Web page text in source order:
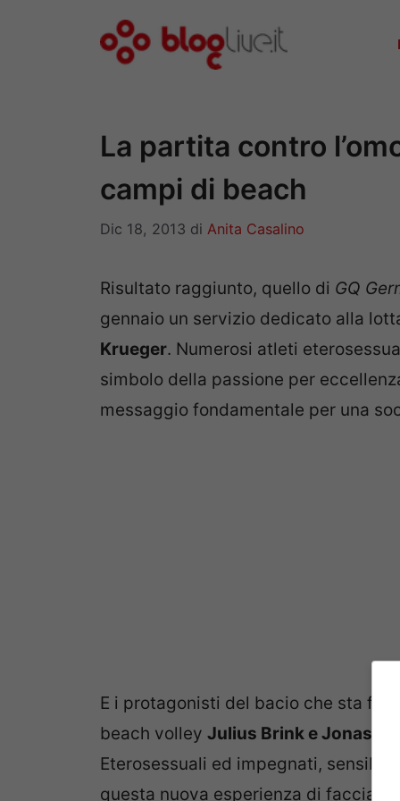
La partita contro
campi di beach
Dic 18, 2013 di Anita Casalino
Risultato raggiunto, quello di GQ
gennaio un servizio dedicato alla
Krueger. Numerosi atleti
simbolo della passione per
messaggio fondamentale per una
E i protagonisti del bacio che sta
beach volley Julius Brink e Jonas
Eterosessuali ed impegnati, sensibili
questa nuova esperienza di